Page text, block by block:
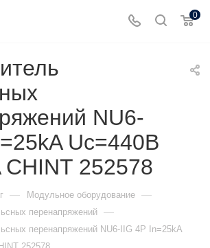
0
NU6-
Uc=440B
CHINT 252578
— Модульное оборудование —
перенапряжений —
перенапряжений NU6-IIG 4P In=25kA